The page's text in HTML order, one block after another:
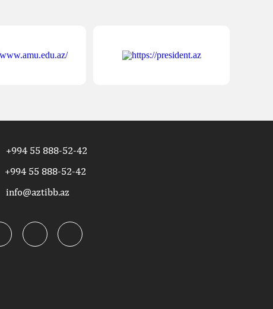
+994 55 888-52-42
+994 55 888-52-42
info@aztibb.az